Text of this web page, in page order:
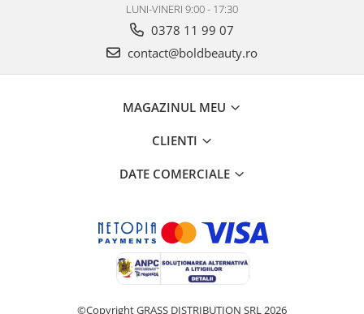
LUNI-VINERI 9:00 - 17:30
0378 11 99 07
contact@boldbeauty.ro
MAGAZINUL MEU
CLIENTI
DATE COMERCIALE
©Copyright GRASS DISTRIBUTION SRL 2026